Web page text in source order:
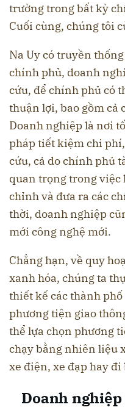
trường trong bất kỳ
Cuối cùng, chúng tôi
Na Uy có truyền
chính phủ, doanh
cứu, để chính phủ có
thuận lợi, bao gồm cả
Doanh nghiệp là nơi
pháp tiết kiệm chi
cứu, cả do chính phủ
quan trọng trong
chỉnh và đưa ra các
thời, doanh nghiệp
mới công nghệ mới.
Chẳng hạn, về quy
xanh hóa, chúng ta
thiết kế các thành
phương tiện giao
thể lựa chọn phương
chạy bằng nhiên liệu
xe điện, xe đạp hay đi
Doanh